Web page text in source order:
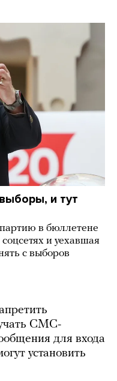
и тут
в бюллетене
и уехавшая
с выборов
СМС-
для входа
установить